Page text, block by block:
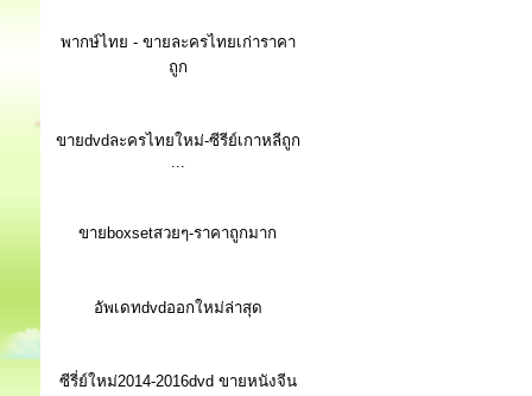
พากษ์ไทย - ขายละครไทยเก่าราคา
ถูก
ขายdvdละครไทยใหม่-ซีรีย์เกาหลีถูก
...
ขายboxsetสวยๆ-ราคาถูกมาก
อัพเดทdvdออกใหม่ล่าสุด
ซีรี่ย์ใหม่2014-2016dvd ขายหนังจีน